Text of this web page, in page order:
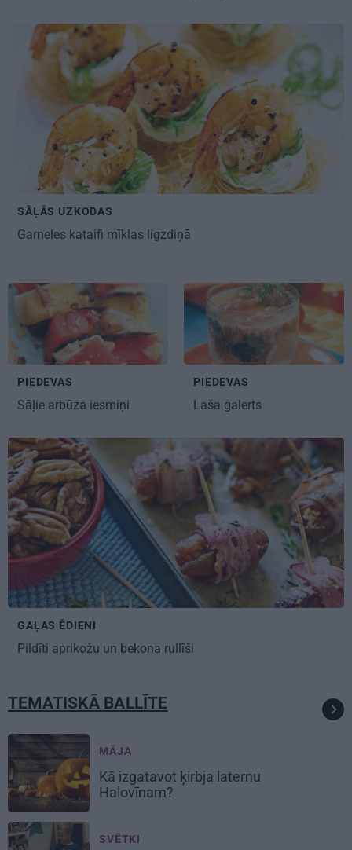
SĀĻĀS UZKODAS
Garneles kataifi mīklas ligzdiņā
PIEDEVAS
Sāļie arbūza iesmiņi
PIEDEVAS
Laša galerts
GAĻAS ĒDIENI
Pildīti aprikožu un bekona rullīši
TEMATISKĀ BALLĪTE
MĀJA
Kā izgatavot ķirbja laternu
Halovīnam?
SVĒTKI